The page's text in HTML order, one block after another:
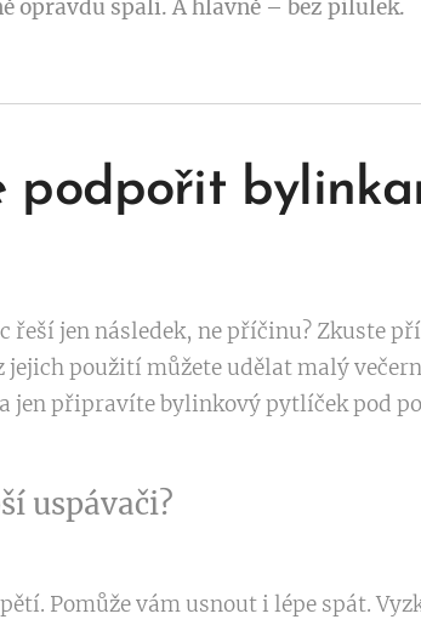
opravdu spali. A hlavně – bez pilulek.
podpořit
řeší jen následek, ne příčinu? Zkuste
jejich použití můžete udělat malý
jen připravíte bylinkový pytlíček pod
uspávači?
Pomůže vám usnout i lépe spát.